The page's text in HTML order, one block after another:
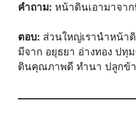
คำถาม: หน้าดินเอามาจา
ตอบ: ส่วนใหญ่เรานำหน้า
มีจาก อยุธยา อ่างทอง ปทุ
ดินคุณภาพดี ทำนา ปลูกข้